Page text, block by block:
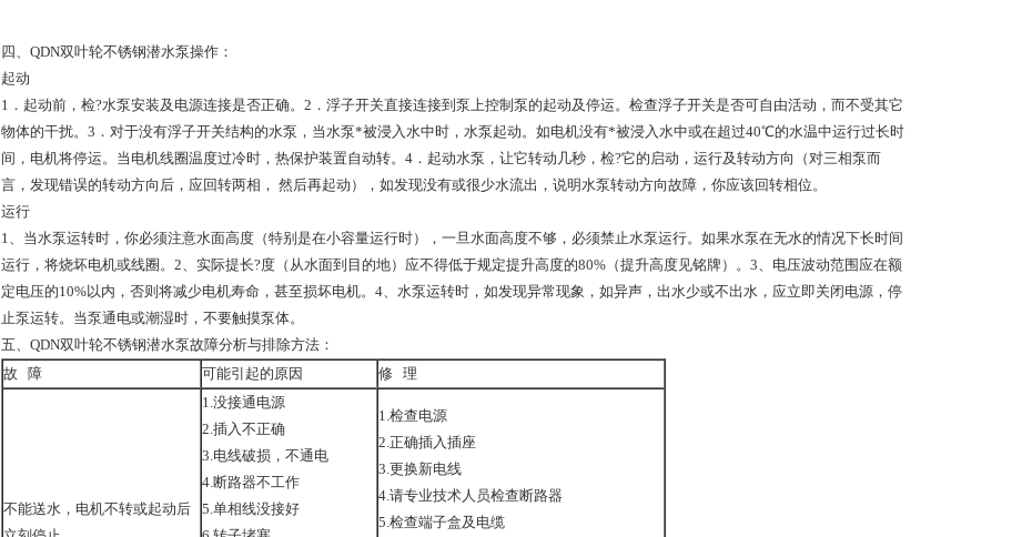
四、QDN双叶轮不锈钢潜水泵操作：
起动
1．起动前，检?水泵安装及电源连接是否正确。2．浮子开关直接连接到泵上控制泵的起动及停运。检查浮子开关是否可自由活动，而不受其它
物体的干扰。3．对于没有浮子开关结构的水泵，当水泵*被浸入水中时，水泵起动。如电机没有*被浸入水中或在超过40℃的水温中运行过长时
间，电机将停运。当电机线圈温度过冷时，热保护装置自动转。4．起动水泵，让它转动几秒，检?它的启动，运行及转动方向（对三相泵而
言，发现错误的转动方向后，应回转两相， 然后再起动），如发现没有或很少水流出，说明水泵转动方向故障，你应该回转相位。
运行
1、当水泵运转时，你必须注意水面高度（特别是在小容量运行时），一旦水面高度不够，必须禁止水泵运行。如果水泵在无水的情况下长时间
运行，将烧坏电机或线圈。2、实际提长?度（从水面到目的地）应不得低于规定提升高度的80%（提升高度见铭牌）。3、电压波动范围应在额
定电压的10%以内，否则将减少电机寿命，甚至损坏电机。4、水泵运转时，如发现异常现象，如异声，出水少或不出水，应立即关闭电源，停
止泵运转。当泵通电或潮湿时，不要触摸泵体。
五、QDN双叶轮不锈钢潜水泵故障分析与排除方法：
故 障
可能引起的原因 修 理
不能送水，电机不转或起动后
1.没接通电源
2.插入不正确
3.电线破损，不通电
4.断路器不工作
5.单相线没接好
1.检查电源
2.正确插入插座
3.更换新电线
4.请专业技术人员检查断路器
5.检查端子盒及电缆